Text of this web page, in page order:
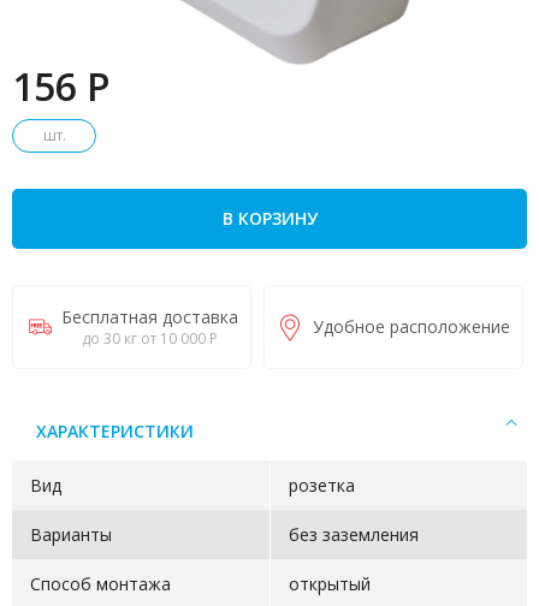
156 P
шт.
В КОРЗИНУ
Бесплатная доставка
до 30 кг от 10 000 Р
Удобное расположение
ХАРАКТЕРИСТИКИ
Вид розетка
Варианты без заземления
Способ монтажа открытый